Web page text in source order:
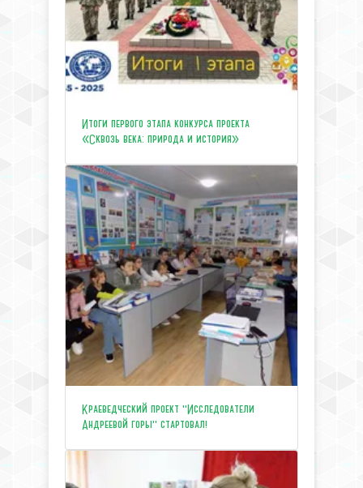
Итоги первого этапа конкурса проекта
«Сквозь века: природа и история»
Краеведческий проект "Исследователи
Андреевой горы" стартовал!